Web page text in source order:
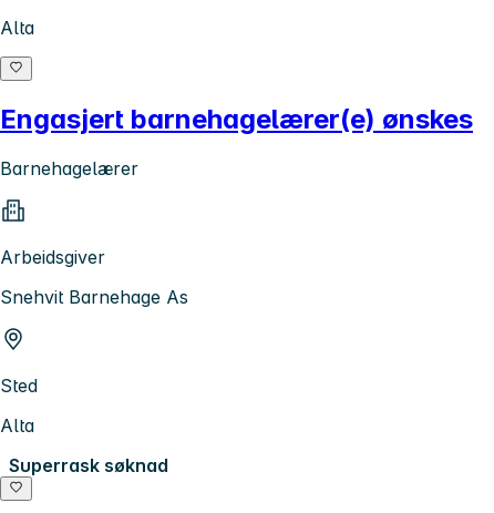
Alta
Engasjert barnehagelærer(e) ønskes
Barnehagelærer
Arbeidsgiver
Snehvit Barnehage As
Sted
Alta
Superrask søknad